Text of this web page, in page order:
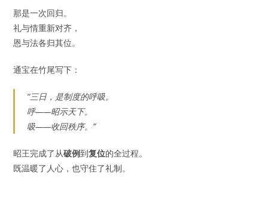
那是一次回归。
礼与情重新对齐，
恩与法各归其位。
通宝在竹尾写下：
“三日，是制度的呼吸。
呼——昭示天下。
吸——收回秩序。”
昭王完成了从破例到复位的全过程。
既温暖了人心，也守住了礼制。